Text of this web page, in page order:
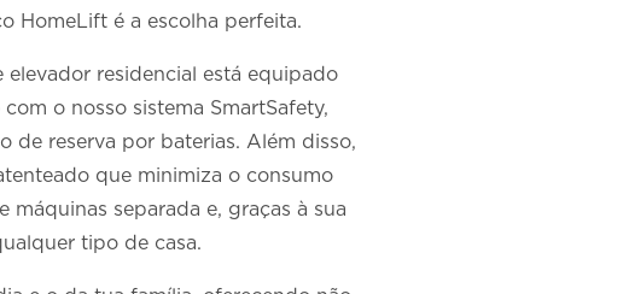
HomeLift é a escolha perfeita.
residencial está equipado
o nosso sistema SmartSafety,
de reserva por baterias. Além disso,
que minimiza o consumo
separada e, graças à sua
tipo de casa.